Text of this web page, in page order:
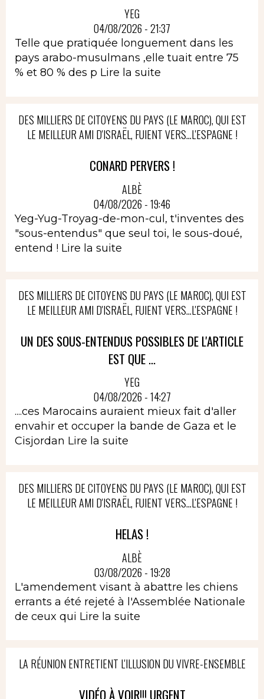
YEG
04/08/2026 - 21:37
Telle que pratiquée longuement dans les
pays arabo-musulmans ,elle tuait entre 75
% et 80 % des p Lire la suite
DES MILLIERS DE CITOYENS DU PAYS (LE MAROC), QUI EST
LE MEILLEUR AMI D'ISRAËL, FUIENT VERS...L'ESPAGNE !
CONARD PERVERS !
ALBÈ
04/08/2026 - 19:46
Yeg-Yug-Troyag-de-mon-cul, t'inventes des
"sous-entendus" que seul toi, le sous-doué,
entend ! Lire la suite
DES MILLIERS DE CITOYENS DU PAYS (LE MAROC), QUI EST
LE MEILLEUR AMI D'ISRAËL, FUIENT VERS...L'ESPAGNE !
UN DES SOUS-ENTENDUS POSSIBLES DE L'ARTICLE
EST QUE ...
YEG
04/08/2026 - 14:27
....ces Marocains auraient mieux fait d'aller
envahir et occuper la bande de Gaza et le
Cisjordan Lire la suite
DES MILLIERS DE CITOYENS DU PAYS (LE MAROC), QUI EST
LE MEILLEUR AMI D'ISRAËL, FUIENT VERS...L'ESPAGNE !
HELAS !
ALBÈ
03/08/2026 - 19:28
L'amendement visant à abattre les chiens
errants a été rejeté à l'Assemblée Nationale
de ceux qui Lire la suite
LA RÉUNION ENTRETIENT L'ILLUSION DU VIVRE-ENSEMBLE
VIDÉO À VOIR!!! URGENT